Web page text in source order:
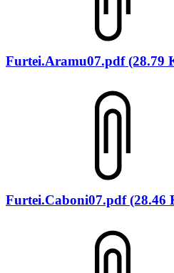
Furtei.Aramu07.pdf (28.79
Furtei.Caboni07.pdf (28.46